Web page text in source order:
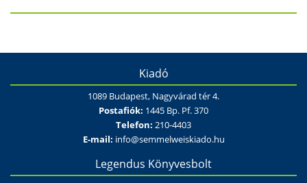
Kiadó
1089 Budapest, Nagyvárad tér 4.
Postafiók: 1445 Bp. Pf. 370
Telefon: 210-4403
E-mail: info@semmelweiskiado.hu
Legendus Könyvesbolt